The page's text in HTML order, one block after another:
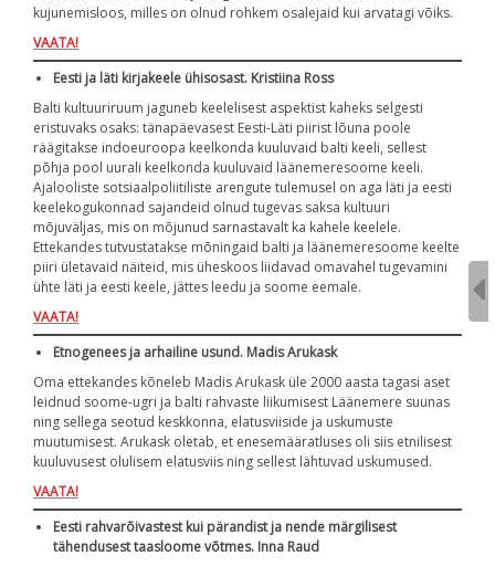
kujunemisloos, milles on olnud rohkem osalejaid kui arvatagi võiks.
VAATA!
Eesti ja läti kirjakeele ühisosast. Kristiina Ross
Balti kultuuriruum jaguneb keelelisest aspektist kaheks selgesti
eristuvaks osaks: tänapäevasest Eesti-Läti piirist lõuna poole
räägitakse indoeuroopa keelkonda kuuluvaid balti keeli, sellest
põhja pool uurali keelkonda kuuluvaid läänemeresoome keeli.
Ajalooliste sotsiaalpoliitiliste arengute tulemusel on aga läti ja eesti
keelekogukonnad sajandeid olnud tugevas saksa kultuuri
mõjuväljas, mis on mõjunud sarnastavalt ka kahele keelele.
Ettekandes tutvustatakse mõningaid balti ja läänemeresoome keelte
piiri ületavaid näiteid, mis üheskoos liidavad omavahel tugevamini
ühte läti ja eesti keele, jättes leedu ja soome eemale.
VAATA!
Etnogenees ja arhailine usund. Madis Arukask
Oma ettekandes kõneleb Madis Arukask üle 2000 aasta tagasi aset
leidnud soome-ugri ja balti rahvaste liikumisest Läänemere suunas
ning sellega seotud keskkonna, elatusviiside ja uskumuste
muutumisest. Arukask oletab, et enesemääratluses oli siis etnilisest
kuuluvusest olulisem elatusviis ning sellest lähtuvad uskumused.
VAATA!
Eesti rahvarõivastest kui pärandist ja nende märgilisest
tähendusest taasloome võtmes. Inna Raud